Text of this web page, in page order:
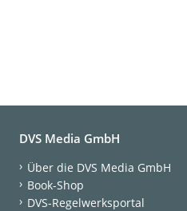
DVS Media GmbH
Über die DVS Media GmbH
Book-Shop
DVS-Regelwerksportal